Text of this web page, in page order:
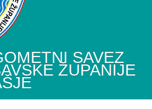
SAVEZ
ŽUPANIJE